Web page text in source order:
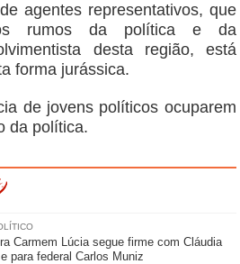
agentes representativos, que
rumos da política e da
desta região, está
forma jurássica.
de jovens políticos ocuparem
da política.
Carmem Lúcia segue firme com Cláudia
para federal Carlos Muniz